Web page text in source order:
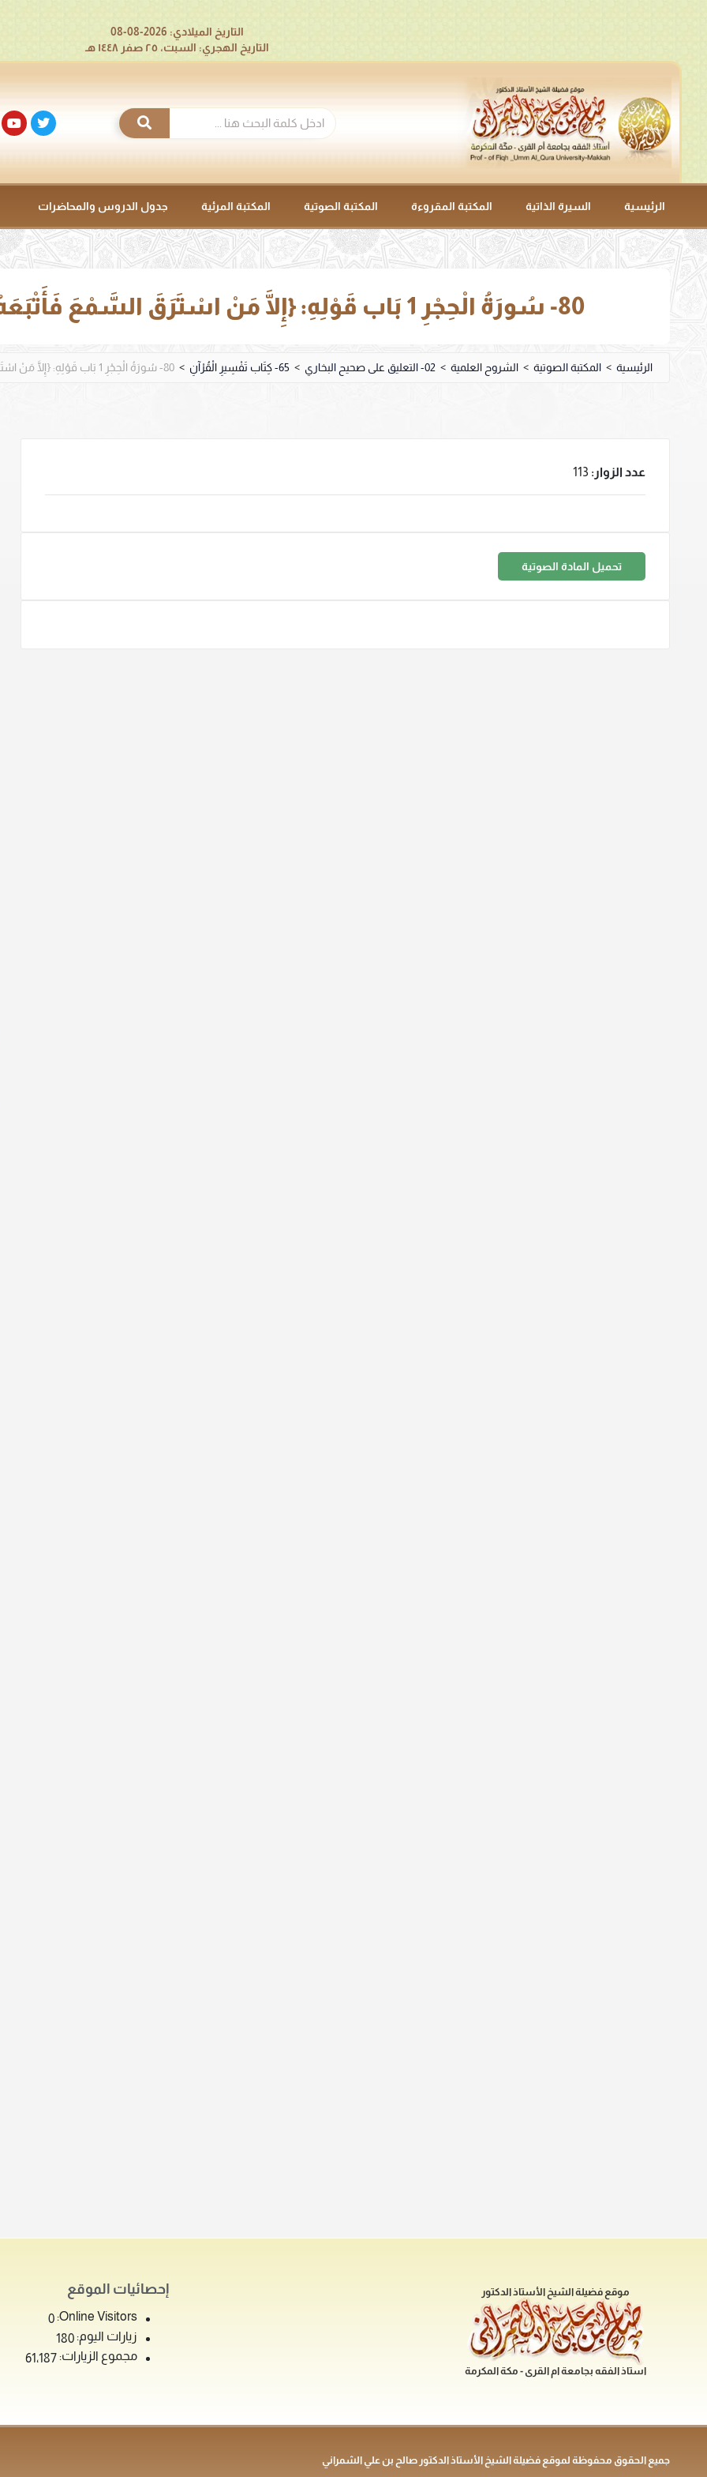
التاريخ الميلادي: 2026-08-08
التاريخ الهجري: السبت، ٢٥ صفر ١٤٤٨ هـ
الرئيسية السيرة الذاتية المكتبة المقروءة المكتبة الصوتية المكتبة المرئية جدول الدروس والمحاضرات
80- سُورَةُ الْحِجْرِ 1 بَاب قَوْلِهِ: {إِلَّا مَنْ اسْتَرَقَ السَّمْعَ فَأَتْبَعَهُ شِهَابٌ مُبِينٌ} (4701).
الرئيسية > المكتبة الصوتية > الشروح العلمية > 02- التعليق على صحيح البخاري > 65- كِتَاب تَفْسِيرِ الْقُرْآنِ > 80- سُورَةُ الْحِجْرِ 1 بَاب قَوْلِهِ: {إِلَّا مَنْ اسْتَرَقَ السَّمْعَ فَأَتْبَعَهُ شِهَابٌ مُبِينٌ} (4701).
عدد الزوار: 113
تحميل المادة الصوتية
موقع فضيلة الشيخ الأستاذ الدكتور
استاذ الفقه بجامعة ام القرى - مكة المكرمة
إحصائيات الموقع
Online Visitors:
0
زيارات اليوم: 180
مجموع الزيارات: 61٬187
جميع الحقوق محفوظة لموقع فضيلة الشيخ الأستاذ الدكتور صالح بن علي الشمراني